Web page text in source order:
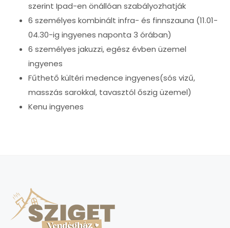
szerint Ipad-en önállóan szabályozhatják
6 személyes kombinált infra- és finnszauna (11.01-
04.30-ig ingyenes naponta 3 órában)
6 személyes jakuzzi, egész évben üzemel
ingyenes
Fűthető kültéri medence ingyenes(sós vizű,
masszás sarokkal, tavasztól őszig üzemel)
Kenu ingyenes